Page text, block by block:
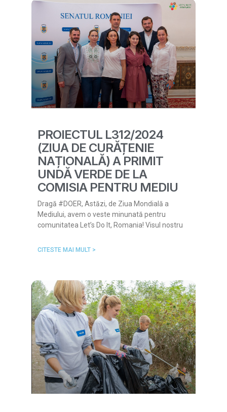
PROIECTUL L312/2024
(ZIUA DE CURĂȚENIE
NAȚIONALĂ) A PRIMIT
UNDĂ VERDE DE LA
COMISIA PENTRU MEDIU
Dragă #DOER, Astăzi, de Ziua Mondială a
Mediului, avem o veste minunată pentru
comunitatea Let’s Do It, Romania! Visul nostru
CITESTE MAI MULT >